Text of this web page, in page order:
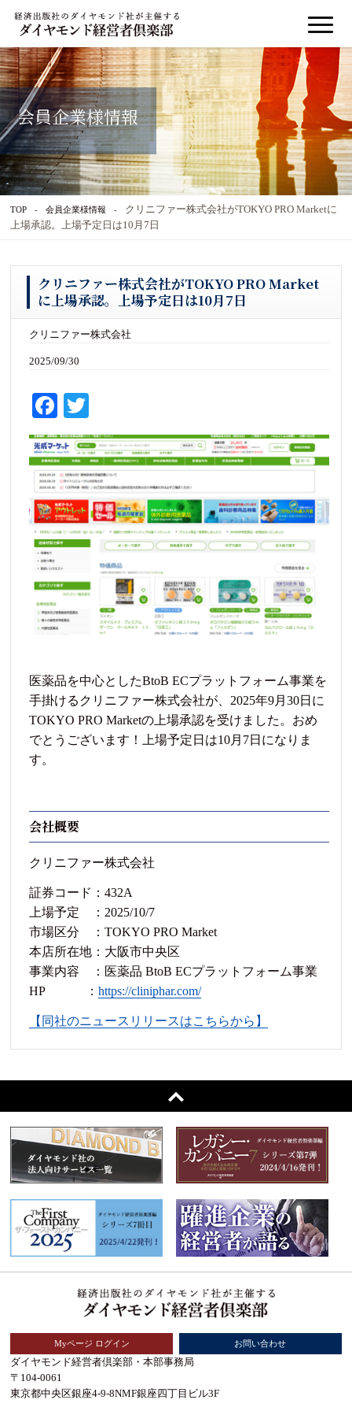
会員企業様情報
TOP 会員企業様情報
クリニファー株式会社がTOKYO PRO Marketに
上場承認。上場予定日は10月7日
クリニファー株式会社がTOKYO PRO Market
に上場承認。上場予定日は10月7日
クリニファー株式会社
2025/09/30
Fa
ce
bo
ok
wi
tte
r
医薬品を中心としたBtoB ECプラットフォーム事業を
手掛けるクリニファー株式会社が、2025年9月30日に
TOKYO PRO Marketの上場承認を受けました。おめ
でとうございます！上場予定日は10月7日になりま
す。
会社概要
クリニファー株式会社
証券コード：432A
上場予定 ：2025/10/7
市場区分 ：TOKYO PRO Market
本店所在地：大阪市中央区
事業内容 ：医薬品 BtoB ECプラットフォーム事業
HP ：https://cliniphar.com/
【同社のニュースリリースはこちらから】
Myページ ログイン お問い合わせ
ダイヤモンド経営者倶楽部・本部事務局
〒104-0061
東京都中央区銀座4-9-8NMF銀座四丁目ビル3F